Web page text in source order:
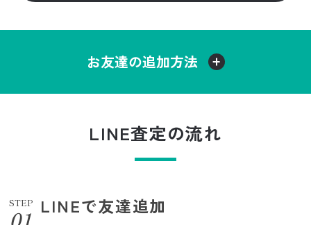
お友達の追加方法
LINE査定の流れ
STEP LINEで友達追加